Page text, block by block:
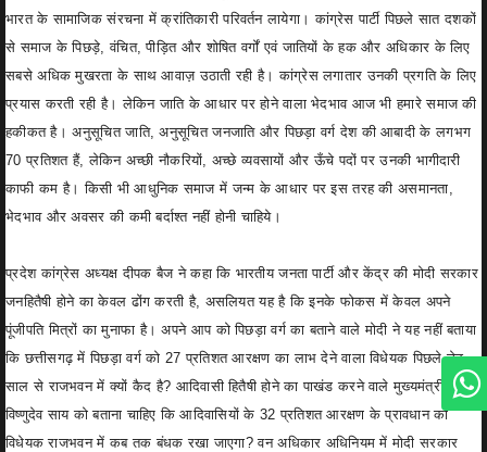
भारत के सामाजिक संरचना में क्रांतिकारी परिवर्तन लायेगा। कांग्रेस पार्टी पिछले सात दशकों
से समाज के पिछड़े, वंचित, पीड़ित और शोषित वर्गों एवं जातियों के हक और अधिकार के लिए
सबसे अधिक मुखरता के साथ आवाज़ उठाती रही है। कांग्रेस लगातार उनकी प्रगति के लिए
प्रयास करती रही है। लेकिन जाति के आधार पर होने वाला भेदभाव आज भी हमारे समाज की
हकीकत है। अनुसूचित जाति, अनुसूचित जनजाति और पिछड़ा वर्ग देश की आबादी के लगभग
70 प्रतिशत हैं, लेकिन अच्छी नौकरियों, अच्छे व्यवसायों और ऊँचे पदों पर उनकी भागीदारी
काफी कम है। किसी भी आधुनिक समाज में जन्म के आधार पर इस तरह की असमानता,
भेदभाव और अवसर की कमी बर्दाश्त नहीं होनी चाहिये।
प्रदेश कांग्रेस अध्यक्ष दीपक बैज ने कहा कि भारतीय जनता पार्टी और केंद्र की मोदी सरकार
जनहितैषी होने का केवल ढोंग करती है, असलियत यह है कि इनके फोकस में केवल अपने
पूंजीपति मित्रों का मुनाफा है। अपने आप को पिछड़ा वर्ग का बताने वाले मोदी ने यह नहीं बताया
कि छत्तीसगढ़ में पिछड़ा वर्ग को 27 प्रतिशत आरक्षण का लाभ देने वाला विधेयक पिछले डेढ़
साल से राजभवन में क्यों कैद है? आदिवासी हितैषी होने का पाखंड करने वाले मुख्यमंत्री
विष्णुदेव साय को बताना चाहिए कि आदिवासियों के 32 प्रतिशत आरक्षण के प्रावधान का
विधेयक राजभवन में कब तक बंधक रखा जाएगा? वन अधिकार अधिनियम में मोदी सरकार